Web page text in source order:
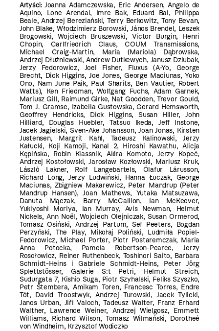
Artyści: Joanna Adamczewska, Eric Andersen, Angelo de
Aquino, Lone Arendal, Imre Bak, Eduard Bal, Philippa
Beale, Andrzej Bereziański, Terry Berkowitz, Tony Bevan,
John Blake, Włodzimierz Borowski, János Brendel, Leszek
Brogowski, Wojciech Bruszewski, Victor Burgin, Henri
Chopin, Carlfriedrich Claus, COUM Transmissions,
Michael Craig-Martin, Maria (Mariola) Dąbrowska,
Andrzej Dłużniewski, Andrew Dutkewych, Janusz Dziubak,
Jerzy Fedorowicz, Joel Fisher, Fluxus (A-Yo, George
Brecht, Dick Higgins, Joe Jones, George Maciunas, Yoko
Ono, Nam June Paik, Paul Sharits, Ben Vautier, Robert
Watts), Ken Friedman, Wolfgang Fuchs, Adam Garnek,
Mariusz Gill, Raimund Girke, Nat Goodden, Trevor Gould,
Tom J. Gramse, Izabella Gustowska, Gerard Hemsworth,
Geoffrey Hendricks, Dick Higgins, Susan Hiller, John
Hilliard, Douglas Huebler, Tatsuo Ikeda, Jeff Instone,
Jacek Jagielski, Sven-Ake Johansson, Joan Jonas, Kirsten
Justensen, Margrit Kahl, Tadeusz Kalinowski, Jerzy
Kałucki, Koji Kamoji, Kanal 2, Hiroshi Kawathu, Alicja
Kępińska, Robin Klassnik, Akira Komoto, Jerzy Kopeć,
Andrzej Kostołowski, Jarosław Kozłowski, Mariusz Kruk,
László Lakner, Rolf Langebartels, Ólafur Lárusson,
Richard Long, Jerzy Ludwiński, Hanna Łuczak, George
Maciunas, Zbigniew Makarewicz, Peter Mandrup (Peter
Mandrup Hansen), Joan Mathews, Yutaka Matsuzawa,
Danuta Mączak, Barry McCallion, Ian McKeever,
Yukiyoshi Moriya, Ian Murray, Avis Newman, Helmut
Nickels, Ann Noël, Wojciech Olejniczak, Susan Ormerod,
Tomasz Osiński, Andrzej Partum, Sef Peeters, Bogdan
Perzyński, The Play, Mikołaj Poliński, Ludmiła Popiel-
Fedorowicz, Michael Porter, Piotr Postaremczak, Maria
Anna Potocka, Pamela Robertson-Pearce, Jerzy
Rosołowicz, Reiner Ruthenbeck, Toshinori Saito, Barbara
Schmidt-Heins i Gabriele Schmidt-Heins, Peter Jörg
Splettstösser, Galerie S:t Petri, Helmut Streich,
Sudurgata 7, Kishio Suga, Piotr Szyhalski, Feliks Szyszko,
Petr Štembera, Amikam Toren, Francesc Torres, Endre
Tót, David Troostwyk, Andrzej Turowski, Jacek Tylicki,
Janos Urban, Jiří Valoch, Tadeusz Walter, Franz Erhard
Walther, Lawrence Weiner, Andrzej Wielgosz, Emmett
Williams, Richard Wilson, Tomasz Wilmański, Dorotheé
von Windheim, Krzysztof Wodiczko